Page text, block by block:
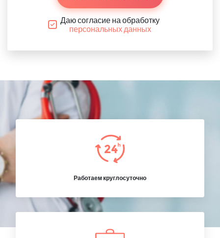
Даю согласие на обработку
персональных данных
Работаем круглосуточно